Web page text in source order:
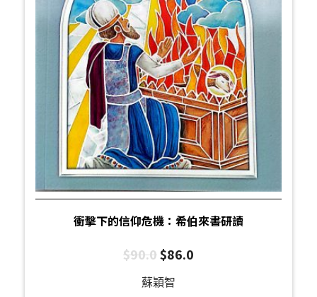
衝擊下的信仰危機：希伯來書研讀
$90.0$86.0
蘇穎智